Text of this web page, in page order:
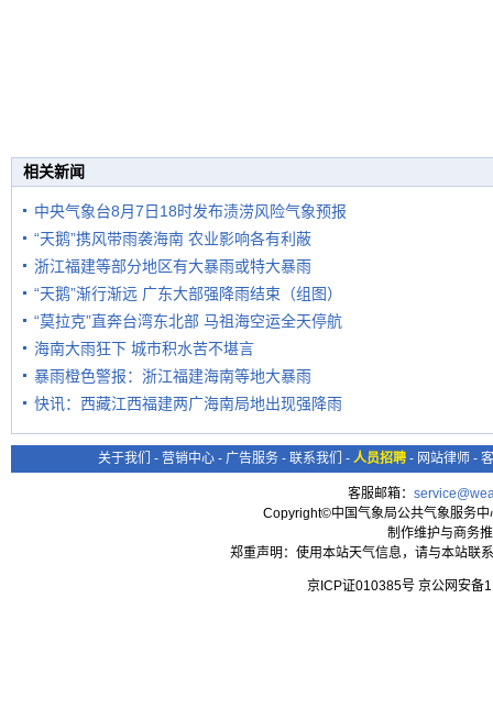
相关新闻
中央气象台8月7日18时发布渍涝风险气象预报
“天鹅”携风带雨袭海南 农业影响各有利蔽
浙江福建等部分地区有大暴雨或特大暴雨
“天鹅”渐行渐远 广东大部强降雨结束（组图）
“莫拉克”直奔台湾东北部 马祖海空运全天停航
海南大雨狂下 城市积水苦不堪言
暴雨橙色警报：浙江福建海南等地大暴雨
快讯：西藏江西福建两广海南局地出现强降雨
关于我们 - 营销中心 - 广告服务 - 联系我们 - 人员招聘 - 网站律师 -
客服邮箱：
Copyright©中国气象局公共气象服务
制作维护与商务
郑重声明：使用本站天气信息，请与本站联
京ICP证010385号 京公网安备